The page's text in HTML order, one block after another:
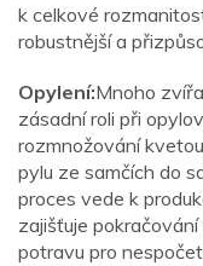
k celkové
robustnější a
Opylení:Mnoho
zásadní roli při
rozmnožování
pylu ze samčích do
proces vede k
zajišťuje
potravu pro